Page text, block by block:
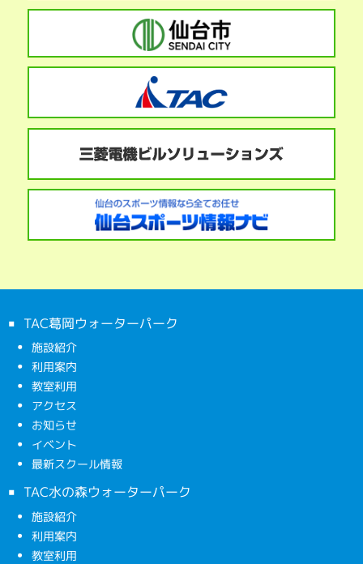
TAC葛岡ウォーターパーク
施設紹介
利用案内
教室利用
アクセス
お知らせ
イベント
最新スクール情報
TAC水の森ウォーターパーク
施設紹介
利用案内
教室利用